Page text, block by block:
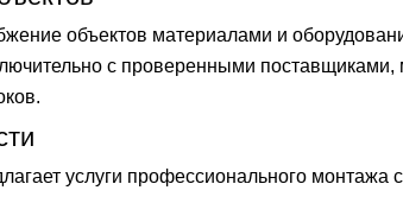
объектов материалами и
с проверенными
услуги профессионального монтажа